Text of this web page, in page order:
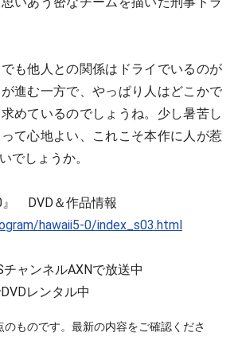
でも他人との関係はドライでいるのが
進む一方で、やっぱり人はどこかで
めているのでしょうね。少し暑苦し
て心地よい、これこそ本作に人が惹
でしょうか。
』 DVD＆作品情報
hawaii5-0/index_s03.html
ャンネルAXNで放送中
レンタル中
ものです。最新の内容をご確認くださ